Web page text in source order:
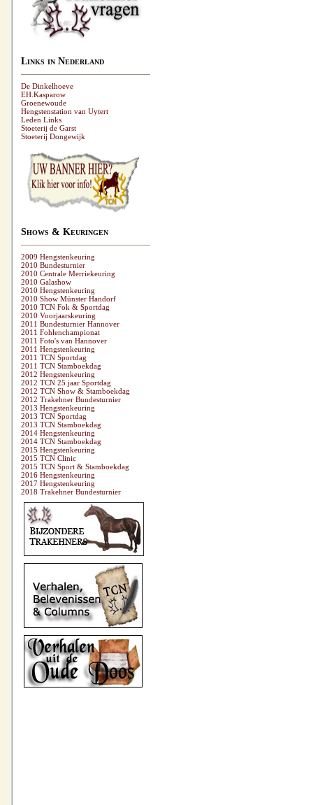
Links in Nederland
De Dinkelhoeve
EH.Kasparow
Groenewoude
Hengstenstation van Uytert
Leden Links
Stoeterij de Garst
Stoeterij Dongewijk
Shows & Keuringen
2009 Hengstenkeuring
2010 Bundesturnier
2010 Centrale Merriekeuring
2010 Galashow
2010 Hengstenkeuring
2010 Show Münster Handorf
2010 TCN Fok & Sportdag
2010 Voorjaarskeuring
2011 Bundesturnier Hannover
2011 Fohlenchampionat
2011 Foto's van Hannover
2011 Hengstenkeuring
2011 TCN Sportdag
2011 TCN Stamboekdag
2012 Hengstenkeuring
2012 TCN 25 jaar Sportdag
2012 TCN Show & Stamboekdag
2012 Trakehner Bundesturnier
2013 Hengstenkeuring
2013 TCN Sportdag
2013 TCN Stamboekdag
2014 Hengstenkeuring
2014 TCN Stamboekdag
2015 Hengstenkeuring
2015 TCN Clinic
2015 TCN Sport & Stamboekdag
2016 Hengstenkeuring
2017 Hengstenkeuring
2018 Trakehner Bundesturnier